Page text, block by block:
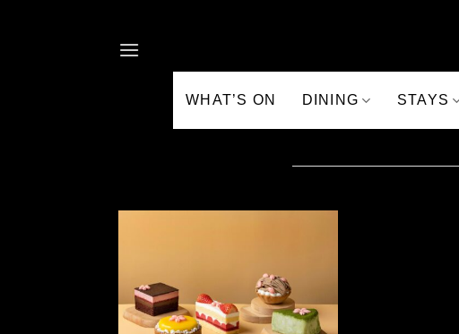
WHAT’S ON DINING STAYS